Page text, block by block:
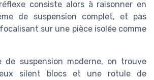
consiste alors à raisonner en
de suspension complet, et pas
sur une pièce isolée comme
de suspension moderne, on trouve
silent blocs et une rotule de